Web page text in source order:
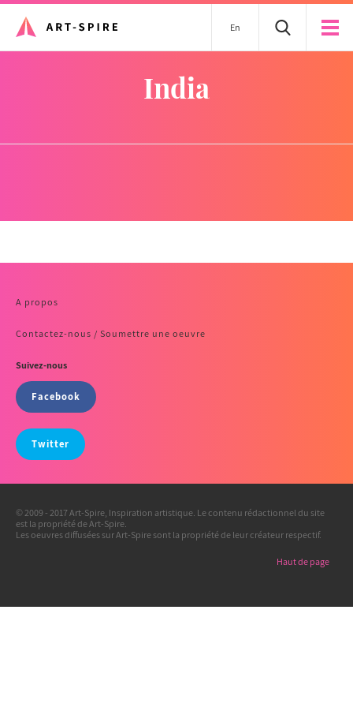
En
India
A propos
Contactez-nous / Soumettre une oeuvre
Suivez-nous
Facebook
Twitter
© 2009 - 2017 Art-Spire, Inspiration artistique. Le contenu rédactionnel du site
est la propriété de Art-Spire.
Les oeuvres diffusées sur Art-Spire sont la propriété de leur créateur respectif.
Haut de page